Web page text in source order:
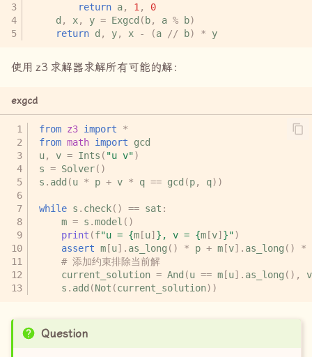
return a, 1 ,
0
d , x, y = Exgcd ( b, a % b)
return d , y, x - (a // b) * y
使用 z3 求解器求解所有可能的解：
exgcd
from z3 import
*
from math import
gcd
u, v = Ints ( "u v")
s = Solver()
s . add (u * p + v * q == gcd (p, q))
while s . check() == sat :
m = s .model ()
print (f"u = {m [u] } , v = {m [v] }")
assert m [u] . as_long () * p + m [v] . as_long ()
*
# 添加约束排除当前解
current_solution = And (u == m [u] . as_long (),
v
s . add (Not (current_solution))
Question